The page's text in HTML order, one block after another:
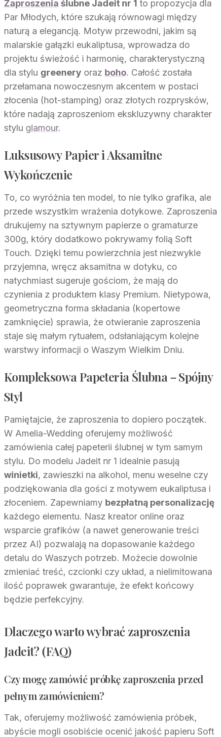
Zaproszenia ślubne Jadeit nr 1 to propozycja dla
Par Młodych, które szukają równowagi między
naturą a elegancją. Motyw przewodni, jakim są
malarskie gałązki eukaliptusa, wprowadza do
projektu świeżość i harmonię, charakterystyczną
dla stylu greenery oraz boho. Całość została
przełamana nowoczesnym akcentem w postaci
złocenia (hot-stamping) oraz złotych rozprysków,
które nadają zaproszeniom ekskluzywny charakter
stylu glamour.
Luksusowy Papier i Aksamitne
Wykończenie
To, co wyróżnia ten model, to nie tylko grafika, ale
przede wszystkim wrażenia dotykowe. Zaproszenia
drukujemy na sztywnym papierze o gramaturze
300g, który dodatkowo pokrywamy folią Soft
Touch. Dzięki temu powierzchnia jest niezwykle
przyjemna, wręcz aksamitna w dotyku, co
natychmiast sugeruje gościom, że mają do
czynienia z produktem klasy Premium. Nietypowa,
geometryczna forma składania (kopertowe
zamknięcie) sprawia, że otwieranie zaproszenia
staje się małym rytuałem, odsłaniającym kolejne
warstwy informacji o Waszym Wielkim Dniu.
Kompleksowa Papeteria Ślubna – Spójny
Styl
Pamiętajcie, że zaproszenia to dopiero początek.
W Amelia-Wedding oferujemy możliwość
zamówienia całej papeterii ślubnej w tym samym
stylu. Do modelu Jadeit nr 1 idealnie pasują
winietki, zawieszki na alkohol, menu weselne czy
podziękowania dla gości z motywem eukaliptusa i
złoceniem. Zapewniamy bezpłatną personalizację
każdego elementu. Nasz kreator online oraz
wsparcie grafików (a nawet generowanie treści
przez AI) pozwalają na dopasowanie każdego
detalu do Waszych potrzeb. Możecie dowolnie
zmieniać treść, czcionki czy układ, a nielimitowana
ilość poprawek gwarantuje, że efekt końcowy
będzie perfekcyjny.
Dlaczego warto wybrać zaproszenia
Jadeit? (FAQ)
Czy mogę zamówić próbkę zaproszenia przed
pełnym zamówieniem?
Tak, oferujemy możliwość zamówienia próbek,
abyście mogli osobiście ocenić jakość papieru Soft